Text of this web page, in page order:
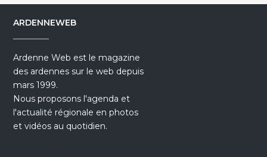
ARDENNEWEB
Ardenne Web est le magazine
des ardennes sur le web depuis
mars 1999.
Nous proposons l'agenda et
l'actualité régionale en photos
et vidéos au quotidien.